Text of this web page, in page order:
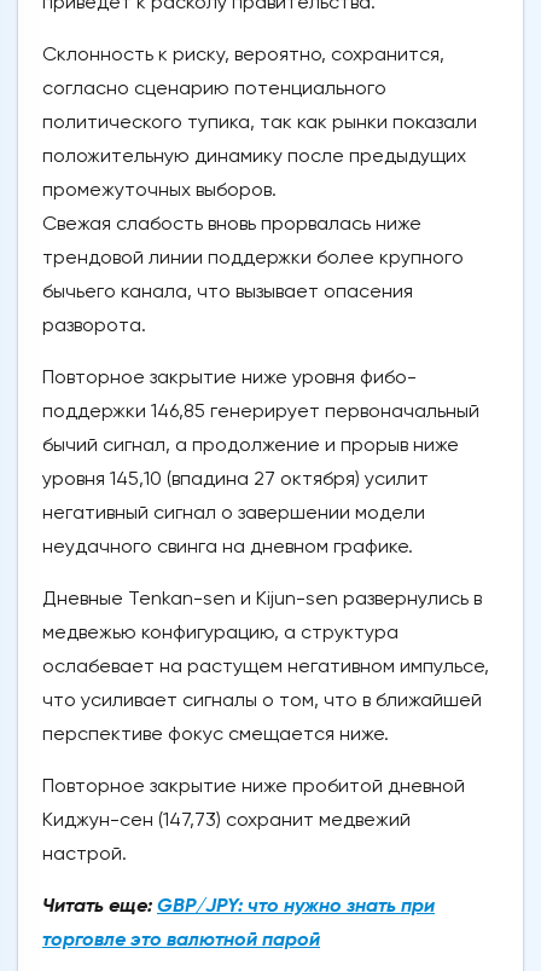
Склонность к риску, вероятно, сохранится,
согласно сценарию потенциального
политического тупика, так как рынки показали
положительную динамику после предыдущих
промежуточных выборов.
Свежая слабость вновь прорвалась ниже
трендовой линии поддержки более крупного
бычьего канала, что вызывает опасения
разворота.
Повторное закрытие ниже уровня фибо-
поддержки 146,85 генерирует первоначальный
бычий сигнал, а продолжение и прорыв ниже
уровня 145,10 (впадина 27 октября) усилит
негативный сигнал о завершении модели
неудачного свинга на дневном графике.
Дневные Tenkan-sen и Kijun-sen развернулись в
медвежью конфигурацию, а структура
ослабевает на растущем негативном импульсе,
что усиливает сигналы о том, что в ближайшей
перспективе фокус смещается ниже.
Повторное закрытие ниже пробитой дневной
Киджун-сен (147,73) сохранит медвежий
настрой.
Читать еще: GBP/JPY: что нужно знать при
торговле это валютной парой